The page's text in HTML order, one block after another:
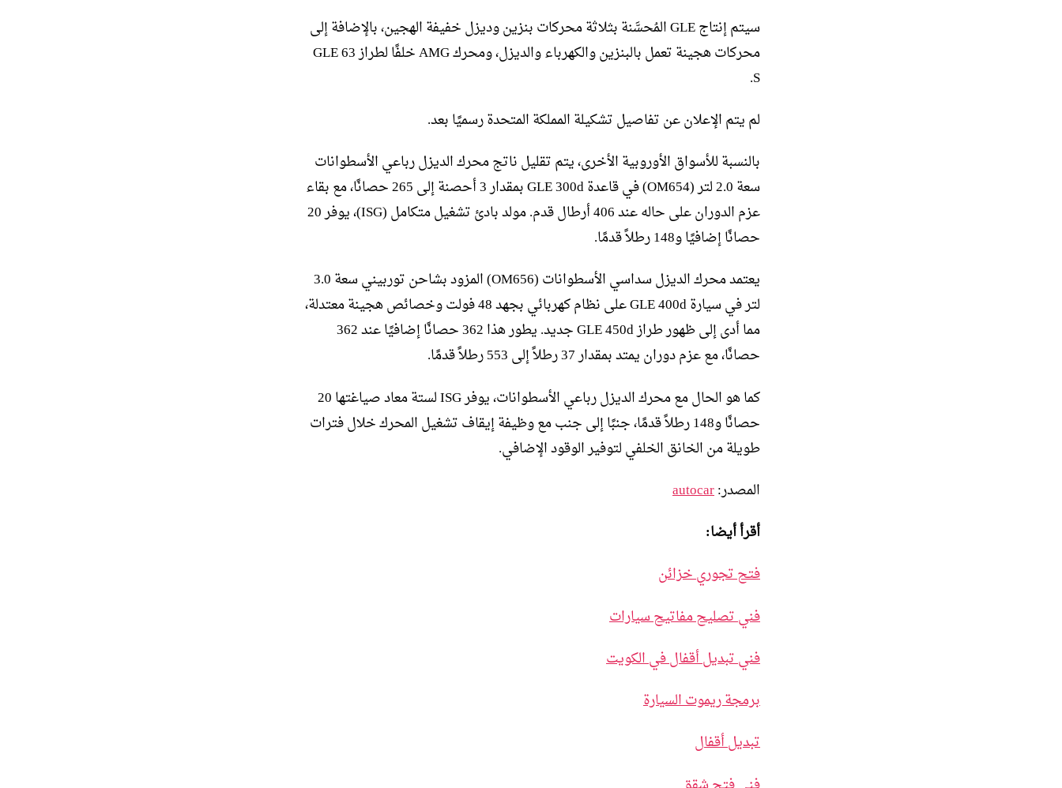
سيتم إنتاج GLE المُحسَّنة بثلاثة محركات بنزين وديزل خفيفة الهجين، بالإضافة إلى
محركات هجينة تعمل بالبنزين والكهرباء والديزل، ومحرك AMG خلفًا لطراز GLE 63
S.
لم يتم الإعلان عن تفاصيل تشكيلة المملكة المتحدة رسميًا بعد.
بالنسبة للأسواق الأوروبية الأخرى، يتم تقليل ناتج محرك الديزل رباعي الأسطوانات
سعة 2.0 لتر (OM654) في قاعدة GLE 300d بمقدار 3 أحصنة إلى 265 حصانًا، مع بقاء
عزم الدوران على حاله عند 406 أرطال قدم. مولد بادئ تشغيل متكامل (ISG)، يوفر 20
حصانًا إضافيًا و148 رطلاً قدمًا.
يعتمد محرك الديزل سداسي الأسطوانات (OM656) المزود بشاحن توربيني سعة 3.0
لتر في سيارة GLE 400d على نظام كهربائي بجهد 48 فولت وخصائص هجينة معتدلة،
مما أدى إلى ظهور طراز GLE 450d جديد. يطور هذا 362 حصانًا إضافيًا عند 362
حصانًا، مع عزم دوران يمتد بمقدار 37 رطلاً إلى 553 رطلاً قدمًا.
كما هو الحال مع محرك الديزل رباعي الأسطوانات، يوفر ISG لستة معاد صياغتها 20
حصانًا و148 رطلاً قدمًا، جنبًا إلى جنب مع وظيفة إيقاف تشغيل المحرك خلال فترات
طويلة من الخانق الخلفي لتوفير الوقود الإضافي.
المصدر:autocar
أقرأ أيضا:
فتح تجوري خزائن
فني تصليح مفاتيح سيارات
فني تبديل أقفال في الكويت
برمجة ريموت السيارة
تبديل أقفال